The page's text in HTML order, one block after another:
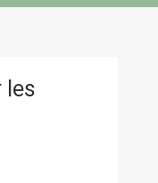
les